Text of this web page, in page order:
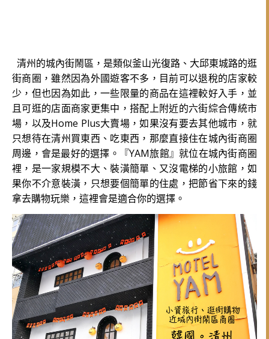
清州的城內街鬧區，是類似釜山光復路、大邱東城路的逛
街商圈，雖然因為外國遊客不多，目前可以退稅的店家較
少，但也因為如此，一些限量的商品在這裡較好入手，並
且可逛的店面商家更集中，搭配上附近的六街綜合傳統市
場，以及Home Plus大賣場，如果沒有要去其他城市，就
只想待在清州買東西、吃東西，那麼直接住在城內街商圈
周邊，會是最好的選擇。『YAM旅館』就位在城內街商圈
裡，是一家規模不大、裝潢簡單、又沒電梯的小旅館，如
果你不介意裝潢，只想要個簡單的住處，把節省下來的錢
拿去購物玩樂，這裡會是適合你的選擇。